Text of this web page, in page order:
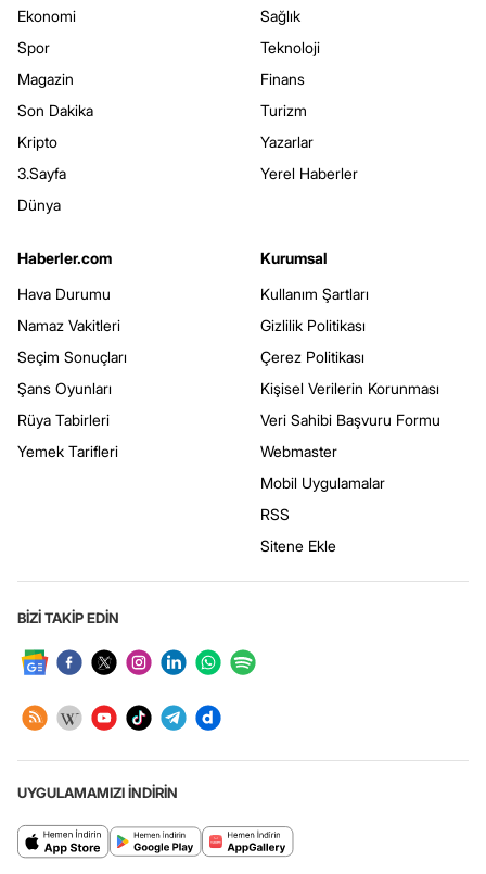
Ekonomi
Spor
Magazin
Son Dakika
Kripto
3.Sayfa
Dünya
Sağlık
Teknoloji
Finans
Turizm
Yazarlar
Yerel Haberler
Haberler.com
Hava Durumu
Namaz Vakitleri
Seçim Sonuçları
Şans Oyunları
Rüya Tabirleri
Yemek Tarifleri
Kurumsal
Kullanım Şartları
Gizlilik Politikası
Çerez Politikası
Kişisel Verilerin Korunması
Veri Sahibi Başvuru Formu
Webmaster
Mobil Uygulamalar
RSS
Sitene Ekle
BİZİ TAKİP EDİN
UYGULAMAMIZI İNDİRİN